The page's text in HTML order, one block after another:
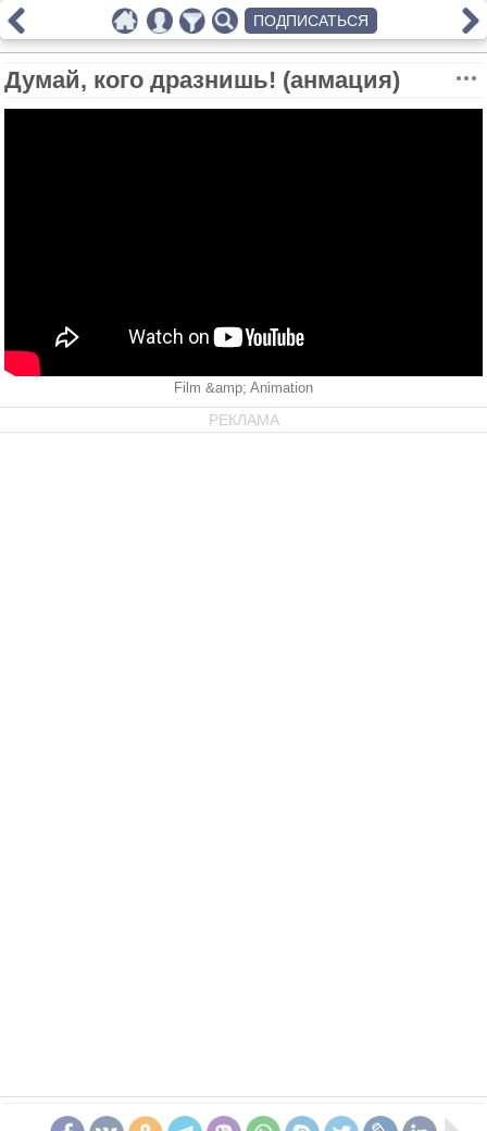
Думай, кого дразнишь! (анмация)
Film &amp; Animation
РЕКЛАМА
ПОДПИСАТЬСЯ